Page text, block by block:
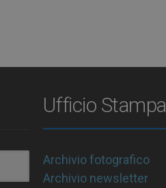
Ufficio Stampa
Archivio fotografico
Archivio newsletter